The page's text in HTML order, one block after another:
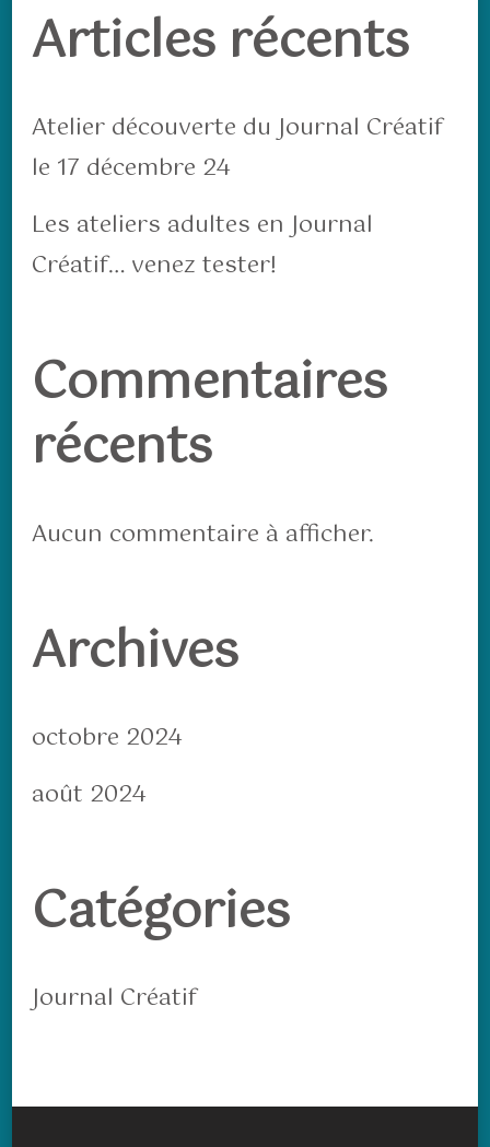
Articles récents
Atelier découverte du Journal Créatif
le 17 décembre 24
Les ateliers adultes en Journal
Créatif… venez tester!
Commentaires
récents
Aucun commentaire à afficher.
Archives
octobre 2024
août 2024
Catégories
Journal Créatif